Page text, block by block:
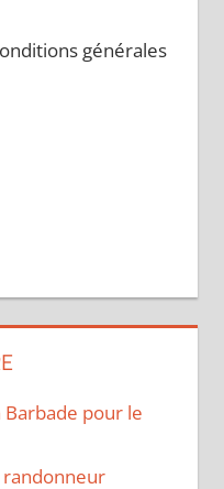
générales
pour le
randonneur